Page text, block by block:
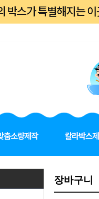
장바구니